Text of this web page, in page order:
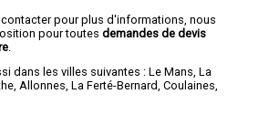
pour plus d'informations, nous
pour toutes demandes de devis
dans les villes suivantes : Le Mans, La
, Allonnes, La Ferté-Bernard, Coulaines,